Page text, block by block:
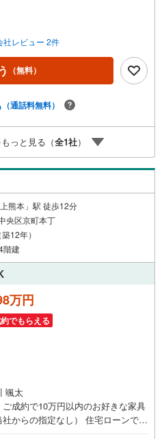
が【金利上乗せなし】で加入可
・諸費用も、物件価格の10％まで
現在■徒歩圏内に買物施設が揃う
面バルコニー付き×全居室に採光
い住まい■浴室乾燥機付きバスルー
○新規交換:キッチン/浴室/洗面化粧
ロス新規張替○鏡付シューズボック
社レビュー 2件
（無料）
（通話料無料）
っと見る（全1社）
熊本」駅 徒歩12分
央区京町本丁
12年）
階建
万円
でもらえる
颯太
ご成約で10万円以内のお好きな家具
からの指定なし） 住宅ローンで